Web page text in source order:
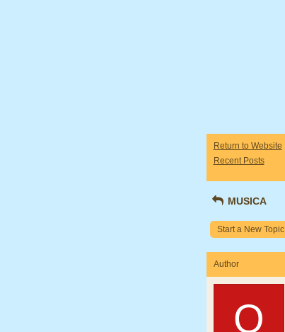
Return to Website
Recent Posts
MUSICA
Start a New Topic
Author
O